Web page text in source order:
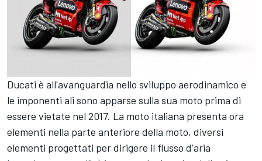
Ducati è all'avanguardia nello sviluppo aerodinamico e
le imponenti ali sono apparse sulla sua moto prima di
essere vietate nel 2017. La moto italiana presenta ora
elementi nella parte anteriore della moto, diversi
elementi progettati per dirigere il flusso d'aria